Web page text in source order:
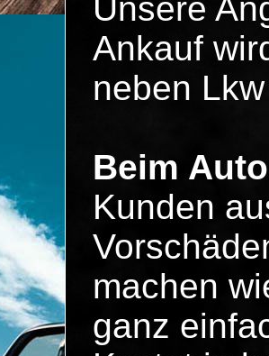
Unsere
Ankauf
neben
Beim
Kunden
machen
ganz